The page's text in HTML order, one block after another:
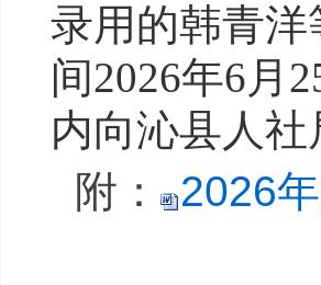
录用的韩青
间2026年6月
内向沁县人社
附 ： 2026